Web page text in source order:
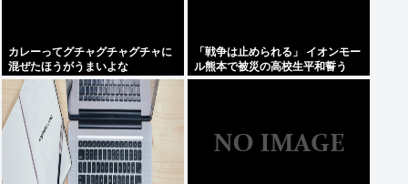
カレーってグチャグチャグチャに
混ぜたほうがうまいよな
「戦争は止められる」 イオンモー
ル熊本で被災の高校生平和誓う